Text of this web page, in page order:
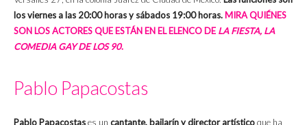
los viernes a las 20:00 horas y sábados 19:00 horas. MIRA QUIÉNES
SON LOS ACTORES QUE ESTÁN EN EL ELENCO DE LA FIESTA, LA
COMEDIA GAY DE LOS 90.
Pablo Papacostas
Pablo Papacostases un cantante, bailarín y director artísticoque ha